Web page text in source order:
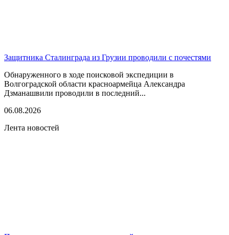
Защитника Сталинграда из Грузии проводили с почестями
Обнаруженного в ходе поисковой экспедиции в
Волгоградской области красноармейца Александра
Дзманашвили проводили в последний...
06.08.2026
Лента новостей